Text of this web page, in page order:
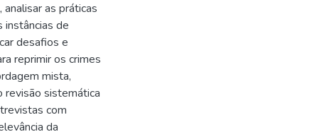
as práticas
instâncias de
desafios e
reprimir os crimes
mista,
revisão sistemática
com
da